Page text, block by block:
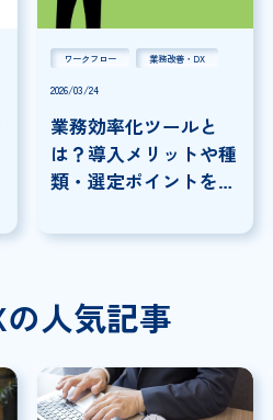
ワークフロー 業務改善・DX
2026/03/24
業務効率化ツールと
は？導入メリットや種
類・選定ポイントを解
人気記事